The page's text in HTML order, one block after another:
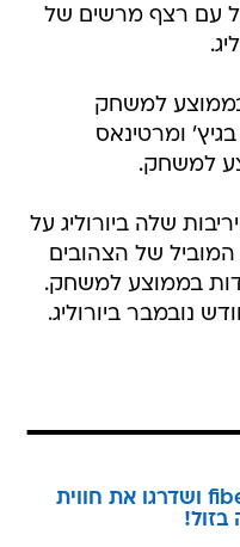
אבל עם רצף מרשים של
74 נקודות בממוצע למשחק
בגיץ' ומרטינאס
שלה ביורוליג על
המוביל של הצהובים
אידסון עם 12.2 נקודות בממוצע למשחק.
נובמבר ביורוליג.
הצטרפו לוואלה fiber ושדרגו את חווית
בזול!